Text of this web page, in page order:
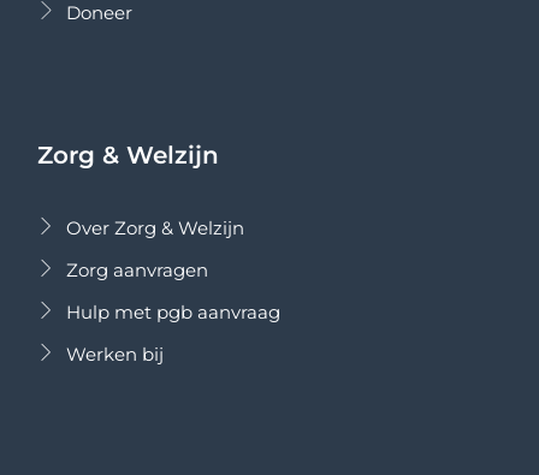
Doneer
Zorg & Welzijn
Over Zorg & Welzijn
Zorg aanvragen
Hulp met pgb aanvraag
Werken bij